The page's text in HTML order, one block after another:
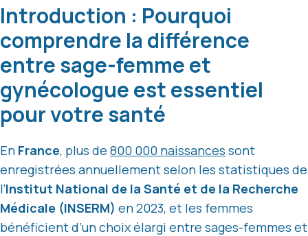
Introduction : Pourquoi
comprendre la différence
entre sage-femme et
gynécologue est essentiel
pour votre santé
En France, plus de 800 000 naissances sont
enregistrées annuellement selon les statistiques de
l’Institut National de la Santé et de la Recherche
Médicale (INSERM) en 2023, et les femmes
bénéficient d’un choix élargi entre sages-femmes et